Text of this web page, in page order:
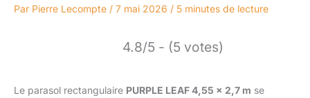
Par Pierre Lecompte / 7 mai 2026 / 5 minutes de lecture
4.8/5 - (5 votes)
Le parasol rectangulaire PURPLE LEAF 4,55 x 2,7 m se